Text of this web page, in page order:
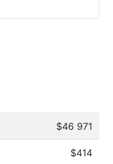
$46 971
$414